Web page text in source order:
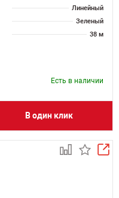
Линейный
Зеленый
38 м
Есть в наличии
В один клик